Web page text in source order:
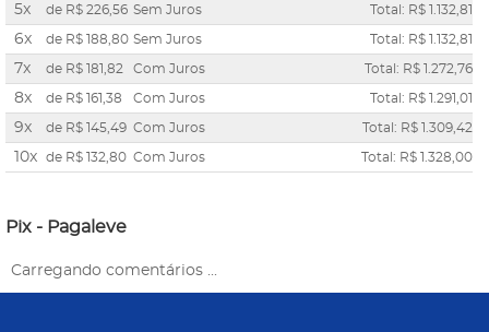
5x de R$ 226,56 Sem Juros Total: R$ 1.132,81
6x de R$ 188,80 Sem Juros Total: R$ 1.132,81
7x de R$ 181,82 Com Juros Total: R$ 1.272,76
8x de R$ 161,38 Com Juros Total: R$ 1.291,01
9x de R$ 145,49 Com Juros Total: R$ 1.309,42
10x de R$ 132,80 Com Juros Total: R$ 1.328,00
Pix - Pagaleve
Carregando comentários ...